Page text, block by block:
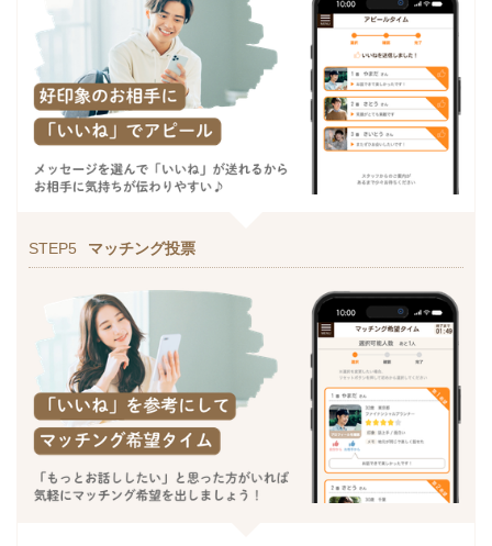
STEP5 マッチング投票